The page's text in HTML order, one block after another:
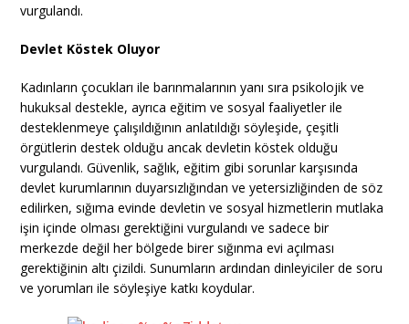
vurgulandı.
Devlet Köstek Oluyor
Kadınların çocukları ile barınmalarının yanı sıra psikolojik ve
hukuksal destekle, ayrıca eğitim ve sosyal faaliyetler ile
desteklenmeye çalışıldığının anlatıldığı söyleşide, çeşitli
örgütlerin destek olduğu ancak devletin köstek olduğu
vurgulandı. Güvenlik, sağlık, eğitim gibi sorunlar karşısında
devlet kurumlarının duyarsızlığından ve yetersizliğinden de söz
edilirken, sığıma evinde devletin ve sosyal hizmetlerin mutlaka
işin içinde olması gerektiğini vurgulandı ve sadece bir
merkezde değil her bölgede birer sığınma evi açılması
gerektiğinin altı çizildi. Sunumların ardından dinleyiciler de soru
ve yorumları ile söyleşiye katkı koydular.